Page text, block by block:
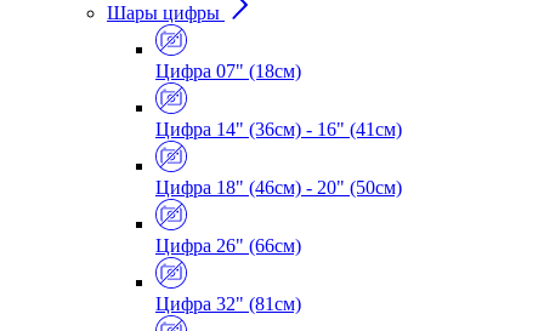
Шары цифры
Цифра 07" (18см)
Цифра 14" (36см) - 16" (41см)
Цифра 18" (46см) - 20" (50см)
Цифра 26" (66см)
Цифра 32" (81см)